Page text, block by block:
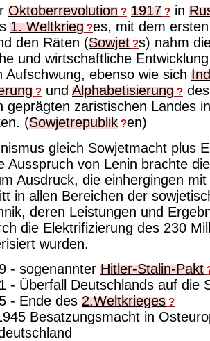
Oktoberrevolution ? 1917 ? in
1. Weltkrieg ?es, mit dem
den Räten (Sowjet ?s) nahm
und wirtschaftliche
Aufschwung, ebenso wie sich
? und Alphabetisierung ?
geprägten zaristischen Landes
(Sowjetrepublik ?en)
gleich Sowjetmacht plus
Ausspruch von Lenin brachte
Ausdruck, die einhergingen
in allen Bereichen der
deren Leistungen und
die Elektrifizierung des 230
wurden.
- sogenannter Hitler-Stalin-Pakt
- Überfall Deutschlands auf die
- Ende des 2.Weltkrieges ?
Besatzungsmacht in